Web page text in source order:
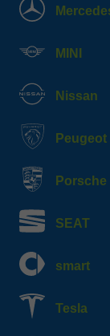
MINI
Nissan
Peugeot
Porsche
SEAT
smart
Tesla